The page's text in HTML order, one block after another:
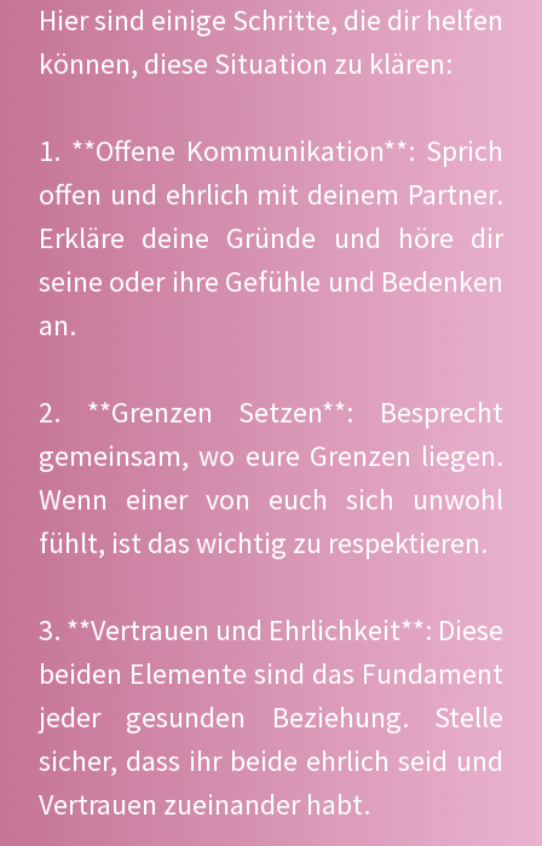
Hier sind einige Schritte, die dir helfen
können, diese Situation zu klären:
1. **Offene Kommunikation**: Sprich
offen und ehrlich mit deinem Partner.
Erkläre deine Gründe und höre dir
seine oder ihre Gefühle und Bedenken
an.
2. **Grenzen Setzen**: Besprecht
gemeinsam, wo eure Grenzen liegen.
Wenn einer von euch sich unwohl
fühlt, ist das wichtig zu respektieren.
3. **Vertrauen und Ehrlichkeit**: Diese
beiden Elemente sind das Fundament
jeder gesunden Beziehung. Stelle
sicher, dass ihr beide ehrlich seid und
Vertrauen zueinander habt.